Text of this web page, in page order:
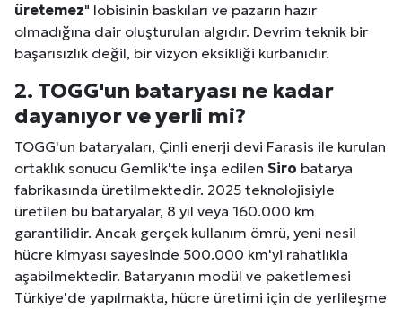
üretemez" lobisinin baskıları ve pazarın hazır
olmadığına dair oluşturulan algıdır. Devrim teknik bir
başarısızlık değil, bir vizyon eksikliği kurbanıdır.
2. TOGG'un bataryası ne kadar
dayanıyor ve yerli mi?
TOGG'un bataryaları, Çinli enerji devi Farasis ile kurulan
ortaklık sonucu Gemlik'te inşa edilen Siro batarya
fabrikasında üretilmektedir. 2025 teknolojisiyle
üretilen bu bataryalar, 8 yıl veya 160.000 km
garantilidir. Ancak gerçek kullanım ömrü, yeni nesil
hücre kimyası sayesinde 500.000 km'yi rahatlıkla
aşabilmektedir. Bataryanın modül ve paketlemesi
Türkiye'de yapılmakta, hücre üretimi için de yerlileşme